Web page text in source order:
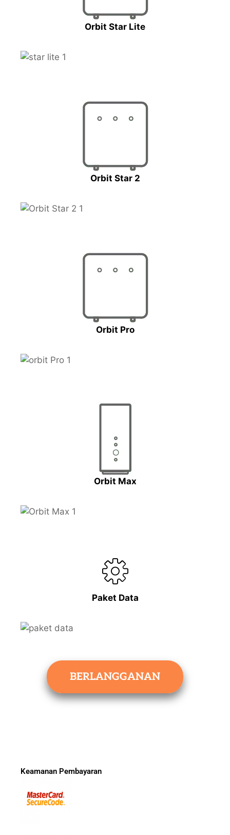
Orbit Star Lite
Orbit Star 2
Orbit Pro
Orbit Max
Paket Data
BERLANGGANAN
Keamanan Pembayaran